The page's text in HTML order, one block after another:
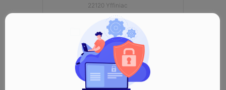
22120 Yffiniac
CATÉGORIE
Evénements
(autres)